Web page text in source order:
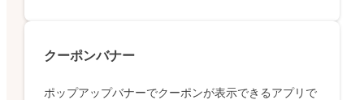
クーポンバナー
ポップアップバナーでクーポンが表示できるアプリで